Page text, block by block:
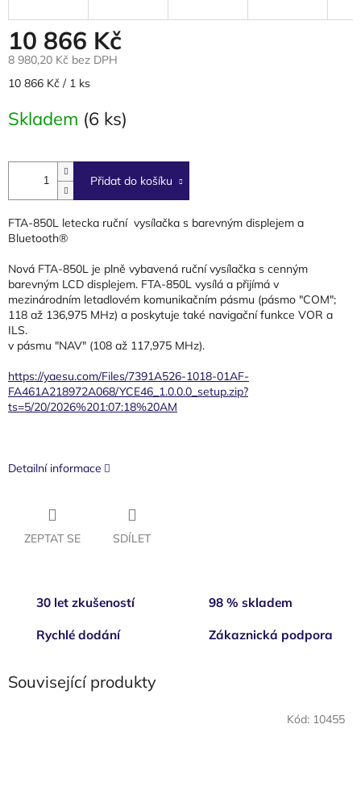
10 866 Kč
8 980,20 Kč bez DPH
Měrná
10 866 Kč / 1 ks
Skladem (6 ks)
Přidat do košíku
FTA-850L letecka ruční vysílačka s barevným displejem a
Bluetooth®
Nová FTA-850L je plně vybavená ruční vysílačka s cenným
barevným LCD displejem. FTA-850L vysílá a přijímá v
mezinárodním letadlovém komunikačním pásmu (pásmo "COM";
118 až 136,975 MHz) a poskytuje také navigační funkce VOR a
ILS.
v pásmu "NAV" (108 až 117,975 MHz).
https://yaesu.com/Files/7391A526-1018-01AF-
FA461A218972A068/YCE46_1.0.0.0_setup.zip?
ts=5/20/2026%201:07:18%20AM
Detailní informace
ZEPTAT SE SDÍLET
30 let zkušeností 98 % skladem
Rychlé dodání Zákaznická podpora
Související produkty
Kód: 10455